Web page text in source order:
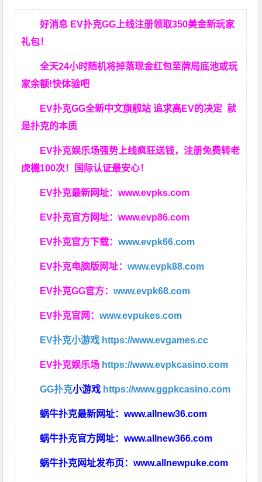
好消息 EV扑克GG上线注册领取350美金新玩家
礼包！
全天24小时随机将掉落现金红包至牌局底池或玩
家余额!快体验吧
EV扑克GG全新中文旗舰站 追求高EV的决定就
是扑克的本质
EV扑克娱乐场强势上线疯狂送钱，注册免费转老
虎機100次！国际认证最安心！
EV扑克最新网址：www.evpks.com
EV扑克官方网址：www.evp86.com
EV扑克官方下载：www.evpk66.com
EV扑克电脑版网址：www.evpk88.com
EV扑克GG官方：www.evpk68.com
EV扑克官网：www.evpukes.com
EV扑克小游戏 https://www.evgames.cc
EV扑克娱乐场 https://www.evpkcasino.com
GG扑克小游戏 https://www.ggpkcasino.com
蜗牛扑克最新网址：www.allnew36.com
蜗牛扑克官方网址：www.allnew366.com
蜗牛扑克网址发布页：www.allnewpuke.com